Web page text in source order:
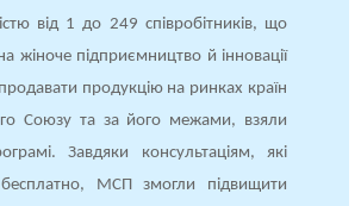
від 1 до 249 співробітників, що
жіноче підприємництво й інновації
продукцію на ринках країн
Союзу та за його межами, взяли
Завдяки консультаціям, які
бесплатно, МСП змогли підвищити